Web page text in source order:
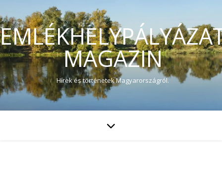
MAGAZIN
Hírek és történetek Magyarországról.